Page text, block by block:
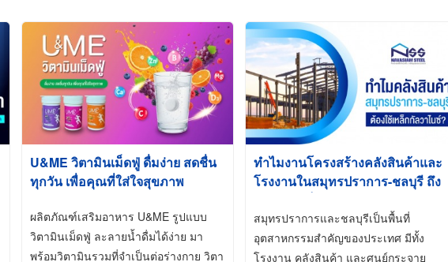
U&ME วิตามินเม็ดฟู่ ดื่มง่าย สดชื่น
ทุกวัน เพื่อคุณที่ใส่ใจสุขภาพ
ผลิตภัณฑ์เสริมอาหาร U&ME รูปแบบ
วิตามินเม็ดฟู่ ละลายน้ำดื่มได้ง่าย มา
พร้อมวิตามินรวมที่จำเป็นต่อร่างกาย วิตา
ทำไมงานโครงสร้างคลังสินค้าและ
โรงงานในสมุทรปราการ-ชลบุรี ถึง
Galvanized)
สมุทรปราการและชลบุรีเป็นพื้นที่
อุตสาหกรรมสำคัญของประเทศ มีทั้ง
โรงงาน คลังสินค้า และศูนย์กระจาย